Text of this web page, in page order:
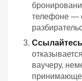
телефоне —
ваучеру,